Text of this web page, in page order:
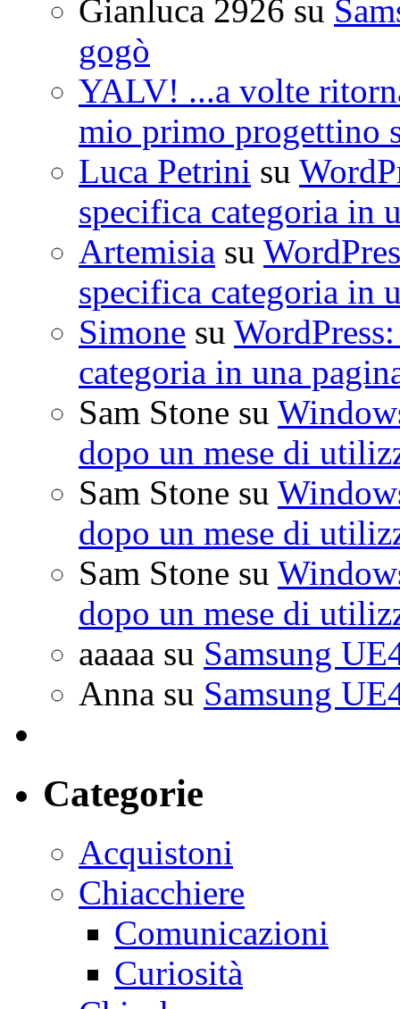
Gianluca 2926 su
gogò
YALV! ...a volte
mio primo progettino
Luca Petrini su
specifica categoria in
Artemisia su
specifica categoria in
Simone su
categoria in una
Sam Stone su
dopo un mese di
Sam Stone su
dopo un mese di
Sam Stone su
dopo un mese di
aaaaa su Samsung
Anna su Samsung
Categorie
Acquistoni
Chiacchiere
Comunicazioni
Curiosità